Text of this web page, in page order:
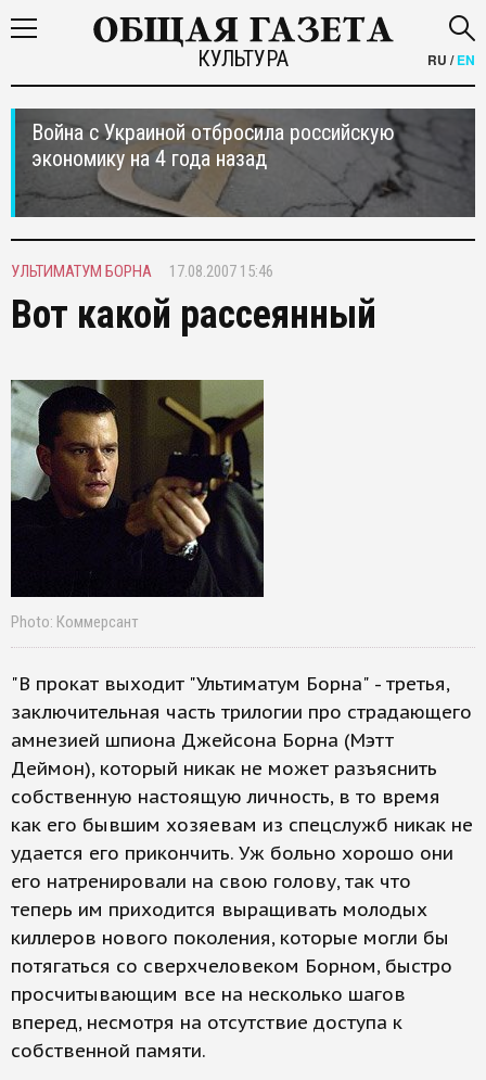
КУЛЬТУРА RU /EN
Война с Украиной отбросила российскую
экономику на 4 года назад
УЛЬТИМАТУМ БОРНА 17.08.2007 15:46
Вот какой рассеянный
Photo: Коммерсант
"В прокат выходит "Ультиматум Борна" - третья,
заключительная часть трилогии про страдающего
амнезией шпиона Джейсона Борна (Мэтт
Деймон), который никак не может разъяснить
собственную настоящую личность, в то время
как его бывшим хозяевам из спецслужб никак не
удается его прикончить. Уж больно хорошо они
его натренировали на свою голову, так что
теперь им приходится выращивать молодых
киллеров нового поколения, которые могли бы
потягаться со сверхчеловеком Борном, быстро
просчитывающим все на несколько шагов
вперед, несмотря на отсутствие доступа к
собственной памяти.